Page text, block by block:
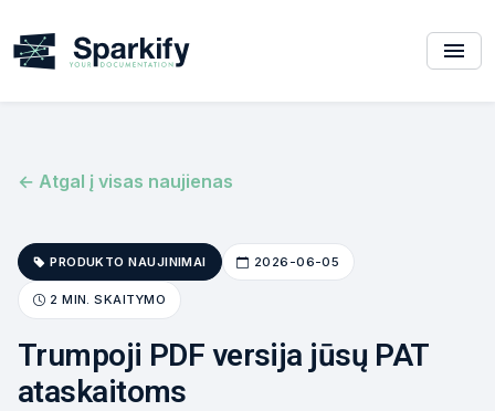
← Atgal į visas naujienas
PRODUKTO NAUJINIMAI 2026-06-05
2 MIN. SKAITYMO
Trumpoji PDF versija jūsų PAT
ataskaitoms